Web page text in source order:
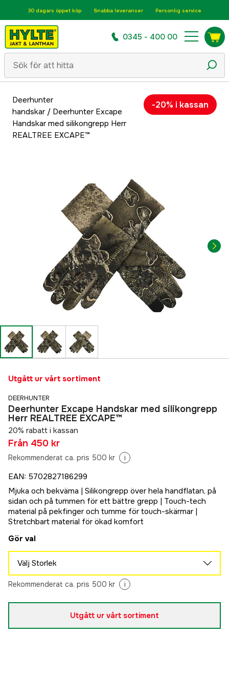
30 dagars öppet köp Snabba leveranser Personlig service
0345 - 400 00
Deerhunter
handskar/ Deerhunter Excape
Handskar med silikongrepp Herr
REALTREE EXCAPE™
-20% i kassan
Utgått ur vårt sortiment
DEERHUNTER
Deerhunter Excape Handskar med silikongrepp
Herr REALTREE EXCAPE™
20% rabatt i kassan
Från 450 kr
Rekommenderat ca. pris 500 kr i
EAN: 5702827186299
Mjuka och bekväma | Silikongrepp över hela handflatan, på
sidan och på tummen för ett bättre grepp | Touch-tech
material på pekfinger och tumme för touch-skärmar |
Stretchbart material för ökad komfort
Gör val
Välj Storlek
M
L
XL
Rekommenderat ca. pris 500 kr i
Utgått ur vårt sortiment